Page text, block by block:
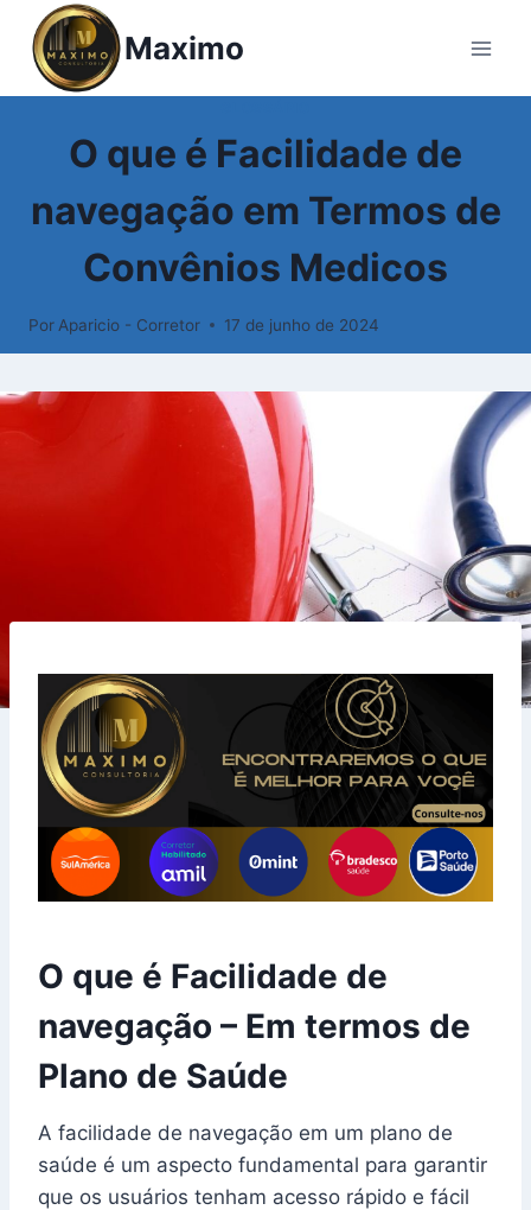
Pular
para
Maximo
O que é Facilidade de
navegação em Termos de
Convênios Medicos
Por Aparicio - Corretor 17 de junho de 2024
O que é Facilidade de
navegação – Em termos de
Plano de Saúde
A facilidade de navegação em um plano de
saúde é um aspecto fundamental para garantir
que os usuários tenham acesso rápido e fácil